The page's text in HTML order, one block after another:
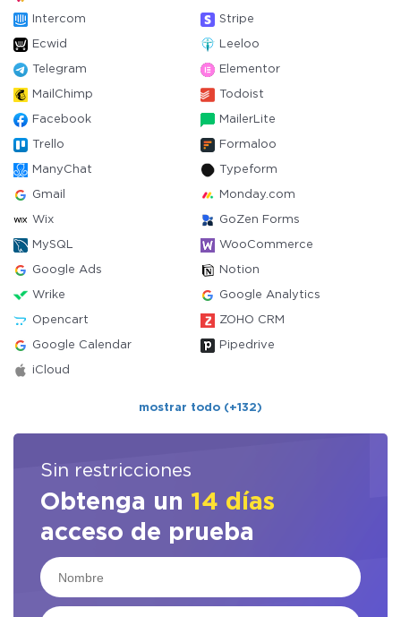
Intercom Stripe
Ecwid Leeloo
Telegram Elementor
MailChimp Todoist
Facebook MailerLite
Trello Formaloo
ManyChat Typeform
Gmail Monday.com
Wix GoZen Forms
MySQL WooCommerce
Google Ads Notion
Wrike Google Analytics
Opencart ZOHO CRM
Google Calendar Pipedrive
iCloud
mostrar todo (+132)
Sin restricciones
Obtenga un 14 días
acceso de prueba